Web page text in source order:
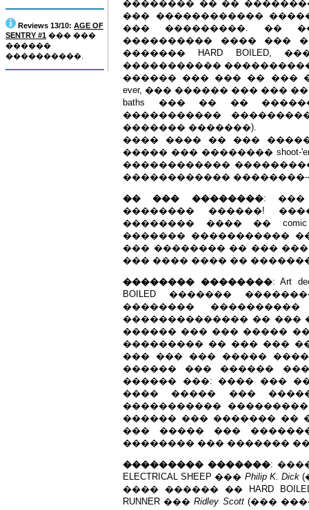
Reviews 13/10: AGE OF
SENTRY #1 ��� ���
������
����������.
�������� �� ��
��� ������������
��� ���������. ��
���������� ���� ���
������� HARD
�����������
������ ��� ��� �� ���
ever, ��� ������ ��� ���
baths ��� �� ��
�����������
������� �������).
���� ���� �� ���
����� ��� �������� shoot-
������������
������������
�� ��� ��������: ���
�������� ������!
�������� ���� ��
������� �����������
��� �������� �� ���
��� ���� ���� ��
�������� ��������: Art
BOILED �������
��������
�������������� �� ���
������ ��� ��� �����
��������� �� ��� ���
��� ��� ��� ����� ����
������ ��� ������
������ ���: ���� ���
���� ����� ���
�����������
������ ��� ������� ��
��� ����� ���
�������� ��� �������
��������� �������:
ELECTRICAL SHEEP ��� Philip K. Dick
���� ������ �� HARD
RUNNER ���Ridley Scott(���